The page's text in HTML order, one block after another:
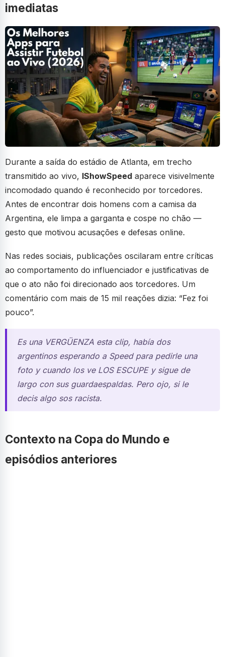
imediatas
Durante a saída do estádio de Atlanta, em trecho
transmitido ao vivo, IShowSpeed aparece visivelmente
incomodado quando é reconhecido por torcedores.
Antes de encontrar dois homens com a camisa da
Argentina, ele limpa a garganta e cospe no chão —
gesto que motivou acusações e defesas online.
Nas redes sociais, publicações oscilaram entre críticas
ao comportamento do influenciador e justificativas de
que o ato não foi direcionado aos torcedores. Um
comentário com mais de 15 mil reações dizia: “Fez foi
pouco”.
Es una VERGÜENZA esta clip, había dos
argentinos esperando a Speed para pedirle una
foto y cuando los ve LOS ESCUPE y sigue de
largo con sus guardaespaldas. Pero ojo, si le
decis algo sos racista.
Contexto na Copa do Mundo e
episódios anteriores